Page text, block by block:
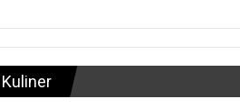
Kuliner